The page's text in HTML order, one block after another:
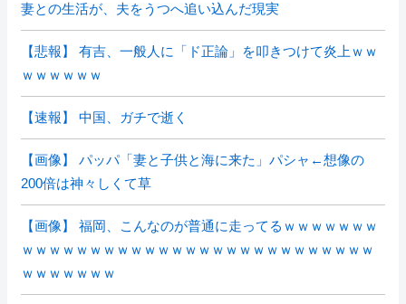
妻との生活が、夫をうつへ追い込んだ現実
【悲報】 有吉、一般人に「ド正論」を叩きつけて炎上ｗｗ
ｗｗｗｗｗｗ
【速報】 中国、ガチで逝く
【画像】 パッパ「妻と子供と海に来た」パシャ←想像の
200倍は神々しくて草
【画像】 福岡、こんなのが普通に走ってるｗｗｗｗｗｗｗ
ｗｗｗｗｗｗｗｗｗｗｗｗｗｗｗｗｗｗｗｗｗｗｗｗｗｗ
ｗｗｗｗｗｗｗ